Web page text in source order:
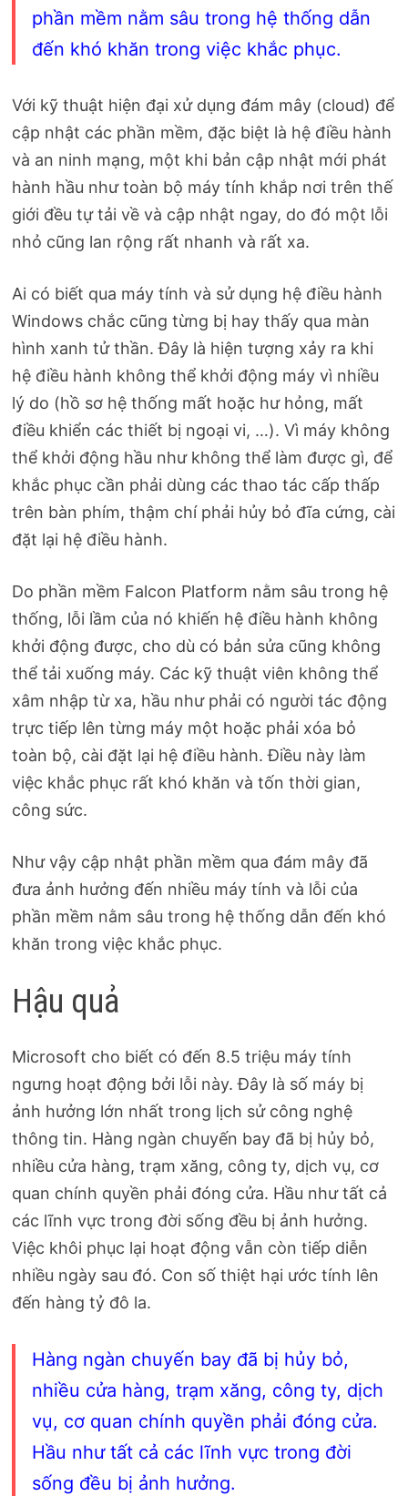
phần mềm nằm sâu trong hệ thống dẫn
đến khó khăn trong việc khắc phục.
Với kỹ thuật hiện đại xử dụng đám mây (cloud) để
cập nhật các phần mềm, đặc biệt là hệ điều hành
và an ninh mạng, một khi bản cập nhật mới phát
hành hầu như toàn bộ máy tính khắp nơi trên thế
giới đều tự tải về và cập nhật ngay, do đó một lỗi
nhỏ cũng lan rộng rất nhanh và rất xa.
Ai có biết qua máy tính và sử dụng hệ điều hành
Windows chắc cũng từng bị hay thấy qua màn
hình xanh tử thần. Đây là hiện tượng xảy ra khi
hệ điều hành không thể khởi động máy vì nhiều
lý do (hồ sơ hệ thống mất hoặc hư hỏng, mất
điều khiển các thiết bị ngoại vi, …). Vì máy không
thể khởi động hầu như không thể làm được gì, để
khắc phục cần phải dùng các thao tác cấp thấp
trên bàn phím, thậm chí phải hủy bỏ đĩa cứng, cài
đặt lại hệ điều hành.
Do phần mềm Falcon Platform nằm sâu trong hệ
thống, lỗi lầm của nó khiến hệ điều hành không
khởi động được, cho dù có bản sửa cũng không
thể tải xuống máy. Các kỹ thuật viên không thể
xâm nhập từ xa, hầu như phải có người tác động
trực tiếp lên từng máy một hoặc phải xóa bỏ
toàn bộ, cài đặt lại hệ điều hành. Điều này làm
việc khắc phục rất khó khăn và tốn thời gian,
công sức.
Như vậy cập nhật phần mềm qua đám mây đã
đưa ảnh hưởng đến nhiều máy tính và lỗi của
phần mềm nằm sâu trong hệ thống dẫn đến khó
khăn trong việc khắc phục.
Hậu quả
Microsoft cho biết có đến 8.5 triệu máy tính
ngưng hoạt động bởi lỗi này. Đây là số máy bị
ảnh hưởng lớn nhất trong lịch sử công nghệ
thông tin. Hàng ngàn chuyến bay đã bị hủy bỏ,
nhiều cửa hàng, trạm xăng, công ty, dịch vụ, cơ
quan chính quyền phải đóng cửa. Hầu như tất cả
các lĩnh vực trong đời sống đều bị ảnh hưởng.
Việc khôi phục lại hoạt động vẫn còn tiếp diễn
nhiều ngày sau đó. Con số thiệt hại ước tính lên
đến hàng tỷ đô la.
Hàng ngàn chuyến bay đã bị hủy bỏ,
nhiều cửa hàng, trạm xăng, công ty, dịch
vụ, cơ quan chính quyền phải đóng cửa.
Hầu như tất cả các lĩnh vực trong đời
sống đều bị ảnh hưởng.